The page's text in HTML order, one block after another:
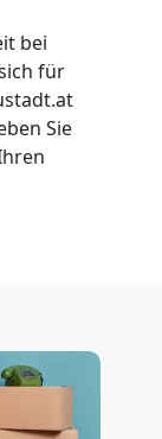
bei
für
Sie